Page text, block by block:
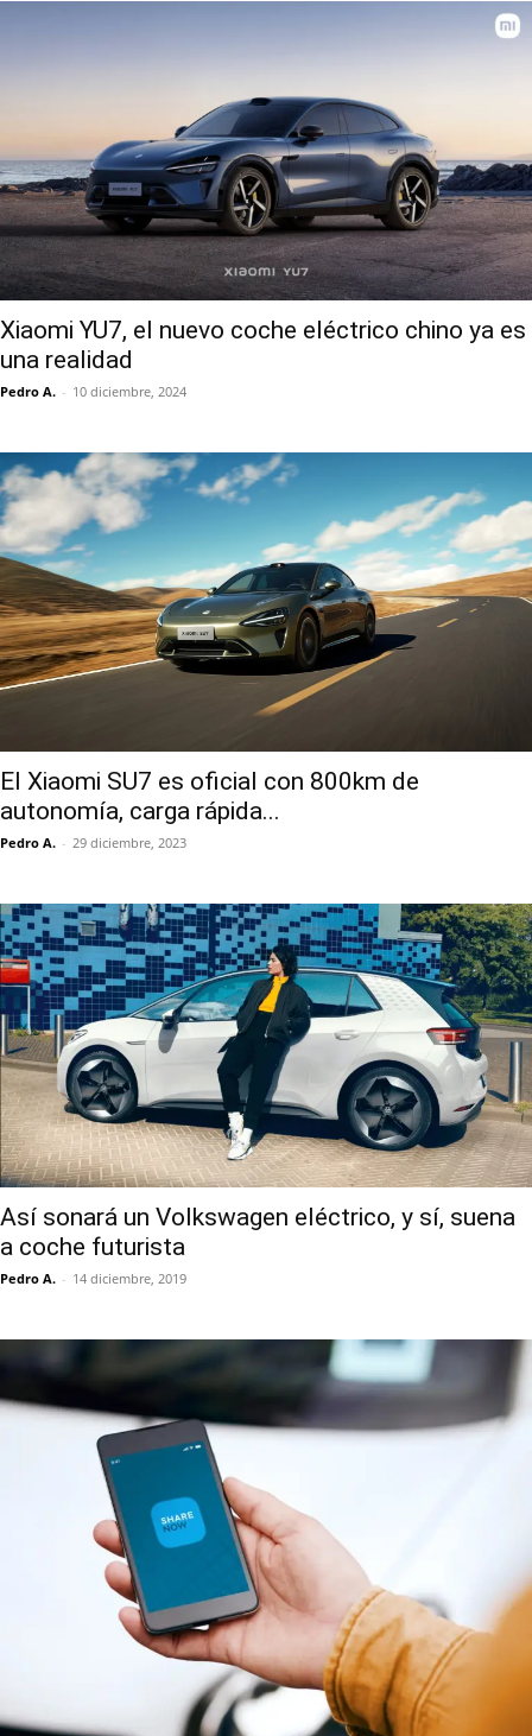
Xiaomi YU7, el nuevo coche eléctrico chino ya es
una realidad
Pedro A. - 10 diciembre, 2024
El Xiaomi SU7 es oficial con 800km de
autonomía, carga rápida...
Pedro A. - 29 diciembre, 2023
Así sonará un Volkswagen eléctrico, y sí, suena
a coche futurista
Pedro A. - 14 diciembre, 2019